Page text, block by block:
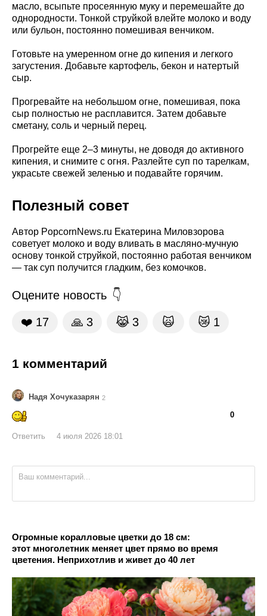
масло, всыпьте просеянную муку и перемешайте до
однородности. Тонкой струйкой влейте молоко и воду
или бульон, постоянно помешивая венчиком.
Готовьте на умеренном огне до кипения и легкого
загустения. Добавьте картофель, бекон и натертый
сыр.
Прогревайте на небольшом огне, помешивая, пока
сыр полностью не расплавится. Затем добавьте
сметану, соль и черный перец.
Прогрейте еще 2–3 минуты, не доводя до активного
кипения, и снимите с огня. Разлейте суп по тарелкам,
украсьте свежей зеленью и подавайте горячим.
Полезный совет
Автор PopcornNews.ru Екатерина Миловзорова
советует молоко и воду вливать в масляно-мучную
основу тонкой струйкой, постоянно работая венчиком
— так суп получится гладким, без комочков.
Оцените новость
❤️ 17 🙏 3 😹 3 🙀 😿 1
1 комментарий
Надя Хочуказарян 2
0
Ответить 4 июля 2026 18:01
Огромные коралловые цветки до 18 см:
этот многолетник меняет цвет прямо во время
цветения. Неприхотлив и живет до 40 лет